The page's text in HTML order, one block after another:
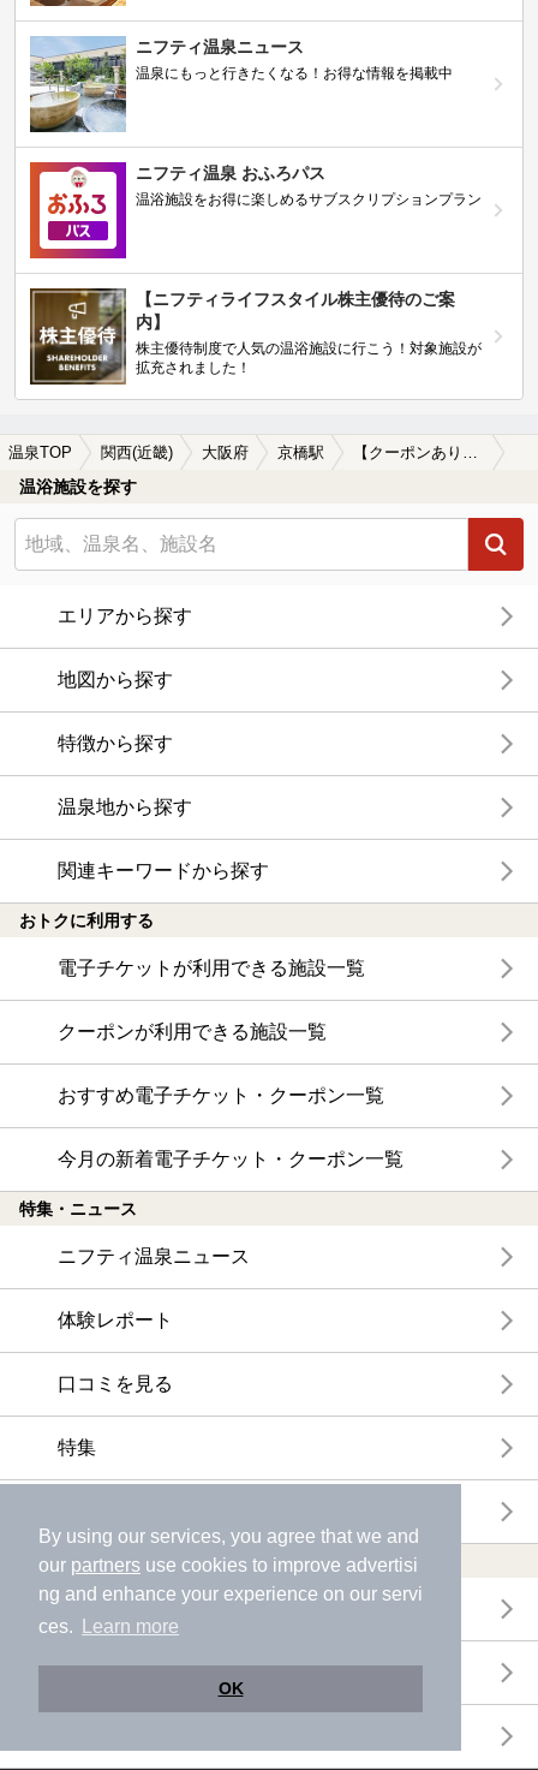
By using our services, you agree that we and
our partners use cookies to improve advertisi
ng and enhance your experience on our servi
ces.
Learn more
OK
ニフティ温泉ニュース
温泉にもっと行きたくなる！お得な情報を掲載中
ニフティ温泉 おふろパス
温浴施設をお得に楽しめるサブスクリプションプラン
【ニフティライフスタイル株主優待のご案
内】
株主優待制度で人気の温浴施設に行こう！対象施設が
拡充されました！
温泉TOP 関西(近畿) 大阪府 京橋駅 【クーポンあり】水風呂が楽しめる京橋駅近くの温泉、日帰り温泉、スーパー銭湯おすすめ
温浴施設を探す
エリアから探す
地図から探す
特徴から探す
温泉地から探す
関連キーワードから探す
おトクに利用する
電子チケットが利用できる施設一覧
クーポンが利用できる施設一覧
おすすめ電子チケット・クーポン一覧
今月の新着電子チケット・クーポン一覧
特集・ニュース
ニフティ温泉ニュース
体験レポート
口コミを見る
特集
温浴施設ランキング
年間温泉ランキング
月間温泉ランキング